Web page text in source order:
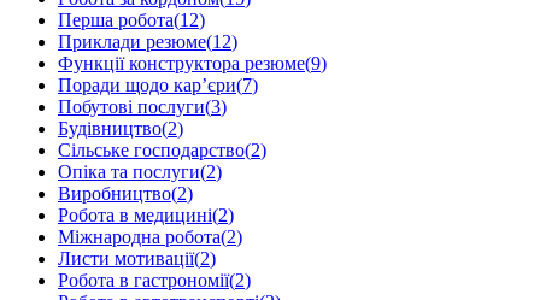
Перша робота(12)
Приклади резюме(12)
Функції конструктора резюме(9)
Поради щодо кар’єри(7)
Побутові послуги(3)
Будівництво(2)
Сільське господарство(2)
Опіка та послуги(2)
Виробництво(2)
Робота в медицині(2)
Міжнародна робота(2)
Листи мотивації(2)
Робота в гастрономії(2)